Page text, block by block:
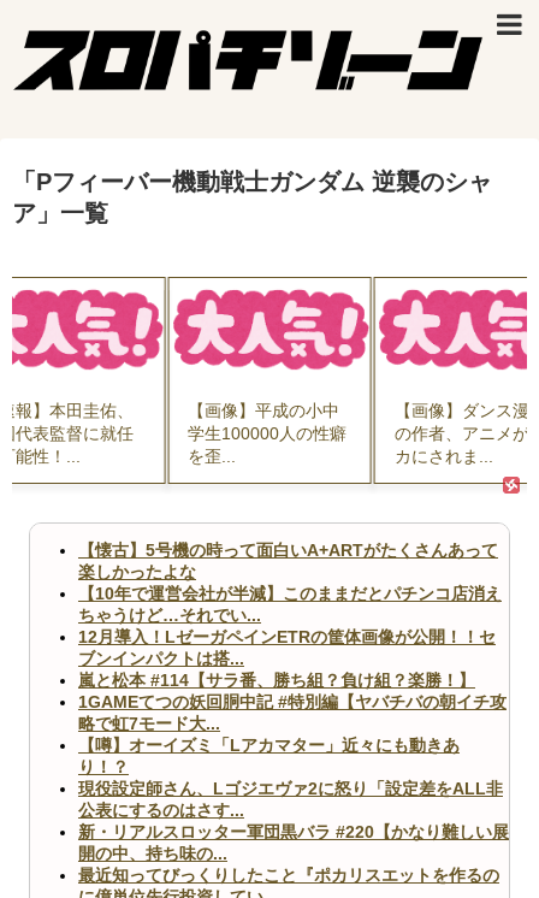
「 Pフィーバー機動戦士ガンダム 逆襲のシャ
ア 」 一覧
報】本田圭佑、
代表監督に就任
能性！...
【画像】平成の小中
学生100000人の性癖
を歪...
【画像】ダンス漫
の作者、アニメが
カにされま...
【懐古】5号機の時って面白いA+ARTがたくさんあって
楽しかったよな
【10年で運営会社が半減】このままだとパチンコ店消え
ちゃうけど…それでい...
12月導入！LゼーガペインETRの筐体画像が公開！！セ
ブンインパクトは搭...
嵐と松本 #114【サラ番、勝ち組？負け組？楽勝！】
1GAMEてつの妖回胴中記 #特別編【ヤバチバの朝イチ攻
略で虹7モード大...
【噂】オーイズミ「Lアカマター」近々にも動きあ
り！？
現役設定師さん、Lゴジエヴァ2に怒り「設定差をALL非
公表にするのはさす...
新・リアルスロッター軍団黒バラ #220【かなり難しい展
開の中、持ち味の...
最近知ってびっくりしたこと『ポカリスエットを作るの